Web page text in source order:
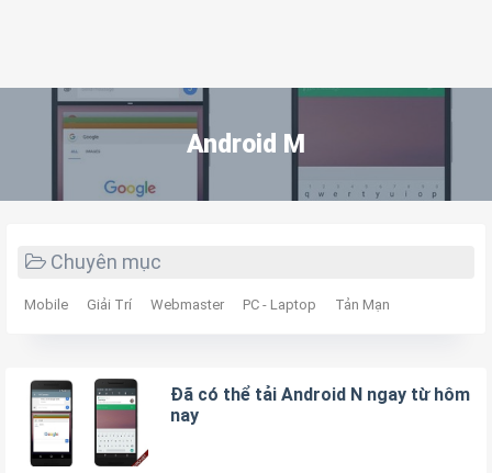
Android M
Chuyên mục
Mobile Giải Trí Webmaster PC - Laptop Tản Mạn
Đã có thể tải Android N ngay từ hôm
nay